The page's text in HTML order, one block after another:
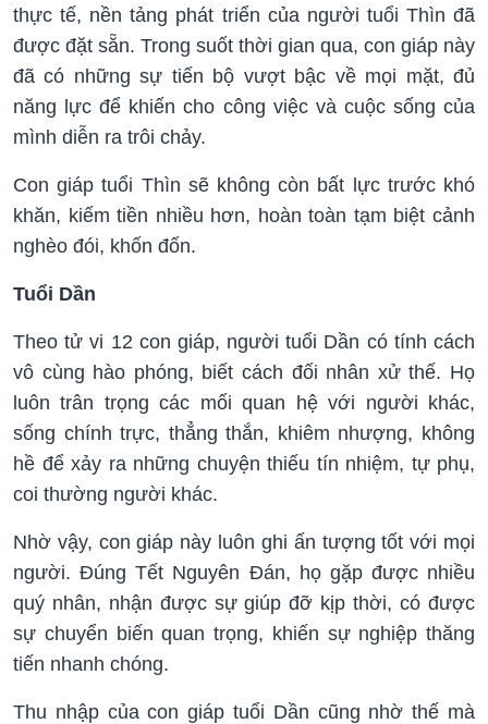
thực tế, nền tảng phát triển của người tuổi Thìn đã
được đặt sẵn. Trong suốt thời gian qua, con giáp này
đã có những sự tiến bộ vượt bậc về mọi mặt, đủ
năng lực để khiến cho công việc và cuộc sống của
mình diễn ra trôi chảy.
Con giáp tuổi Thìn sẽ không còn bất lực trước khó
khăn, kiếm tiền nhiều hơn, hoàn toàn tạm biệt cảnh
nghèo đói, khốn đốn.
Tuổi Dần
Theo tử vi 12 con giáp, người tuổi Dần có tính cách
vô cùng hào phóng, biết cách đối nhân xử thế. Họ
luôn trân trọng các mối quan hệ với người khác,
sống chính trực, thẳng thắn, khiêm nhượng, không
hề để xảy ra những chuyện thiếu tín nhiệm, tự phụ,
coi thường người khác.
Nhờ vậy, con giáp này luôn ghi ấn tượng tốt với mọi
người. Đúng Tết Nguyên Đán, họ gặp được nhiều
quý nhân, nhận được sự giúp đỡ kịp thời, có được
sự chuyển biến quan trọng, khiến sự nghiệp thăng
tiến nhanh chóng.
Thu nhập của con giáp tuổi Dần cũng nhờ thế mà